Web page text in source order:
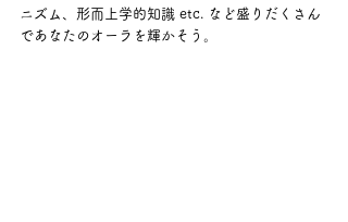
ニズム、形而上学的知識 etc. など盛りだくさん
であなたのオーラを輝かそう。